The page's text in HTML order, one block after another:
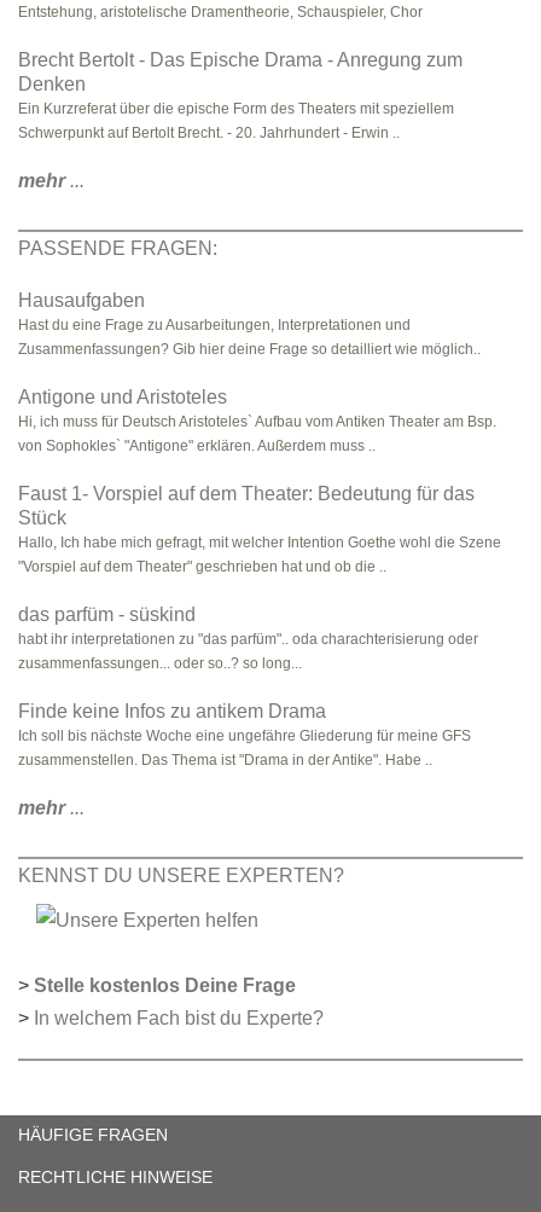
Entstehung, aristotelische Dramentheorie, Schauspieler, Chor
Brecht Bertolt - Das Epische Drama - Anregung zum
Denken
Ein Kurzreferat über die epische Form des Theaters mit speziellem
Schwerpunkt auf Bertolt Brecht. - 20. Jahrhundert - Erwin ..
mehr...
PASSENDE FRAGEN:
Hausaufgaben
Hast du eine Frage zu Ausarbeitungen, Interpretationen und
Zusammenfassungen? Gib hier deine Frage so detailliert wie möglich..
Antigone und Aristoteles
Hi, ich muss für Deutsch Aristoteles` Aufbau vom Antiken Theater am Bsp.
von Sophokles` "Antigone" erklären. Außerdem muss ..
Faust 1- Vorspiel auf dem Theater: Bedeutung für das
Stück
Hallo, Ich habe mich gefragt, mit welcher Intention Goethe wohl die Szene
"Vorspiel auf dem Theater" geschrieben hat und ob die ..
das parfüm - süskind
habt ihr interpretationen zu "das parfüm".. oda charachterisierung oder
zusammenfassungen... oder so..? so long...
Finde keine Infos zu antikem Drama
Ich soll bis nächste Woche eine ungefähre Gliederung für meine GFS
zusammenstellen. Das Thema ist "Drama in der Antike". Habe ..
mehr...
KENNST DU UNSERE EXPERTEN?
> Stelle kostenlos Deine Frage
> In welchem Fach bist du Experte?
HÄUFIGE FRAGEN
RECHTLICHE HINWEISE